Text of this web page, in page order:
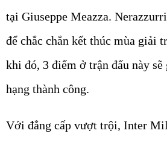
tại Giuseppe Meazza.
để chắc chắn kết thúc mùa giải
khi đó, 3 điểm ở trận đấu này
hạng thành công.
Với đẳng cấp vượt trội, Inter